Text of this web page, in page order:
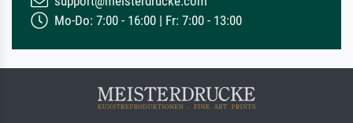
Mo-Do: 7:00 - 16:00 | Fr: 7:00 - 13:00